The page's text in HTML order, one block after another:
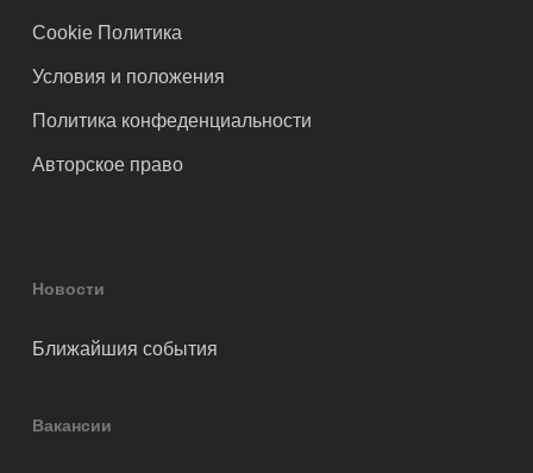
Cookie Политика
Условия и положения
Политика конфеденциальности
Авторское право
Новости
Ближайшия события
Вакансии